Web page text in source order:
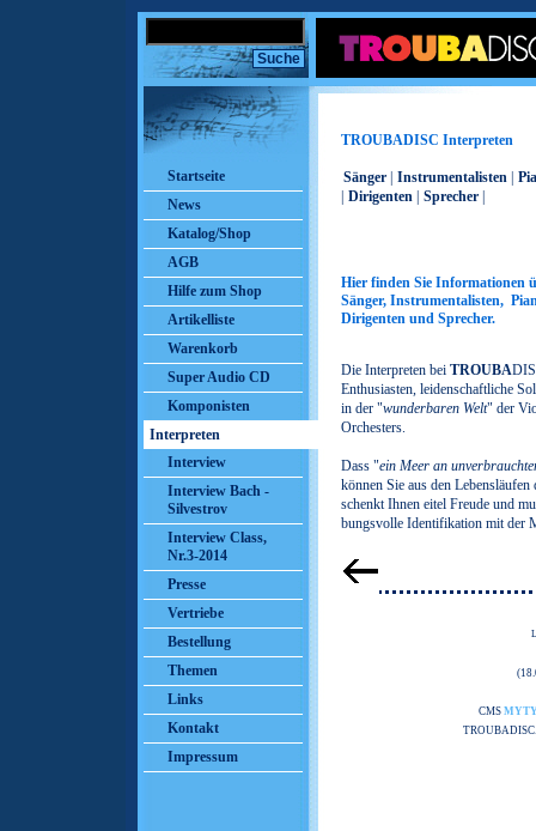
Startseite
News
Katalog/Shop
AGB
Hilfe zum Shop
Artikelliste
Warenkorb
Super Audio CD
Komponisten
Interpreten
Interview
Interview Bach -
Silvestrov
Interview Class,
Nr.3-2014
Presse
Vertriebe
Bestellung
Themen
Links
Kontakt
Impressum
TROUBADISC Interpreten
Sänger Instrumentalisten
Dirigenten Sprecher
Hier finden Sie Informationen
Sänger, Instrumentalisten,
Dirigenten und Sprecher.
Die Interpreten bei TROUBA
Enthusiasten, leidenschaftliche
in der "wunderbaren Welt" der
Orchesters.
Dass "ein Meer an
können Sie aus den
schenkt Ihnen eitel Freude und
bungsvolle Identifikation mit der
CMS